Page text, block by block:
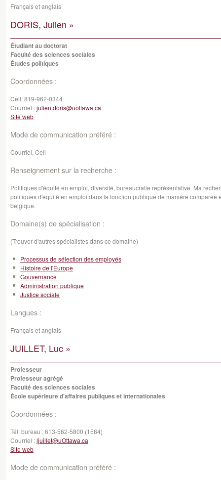
Français et anglais
DORIS, Julien »
Étudiant au doctorat
Faculté des sciences sociales
Études politiques
Coordonnées :
Cell:819-962-0344
Courriel :julien.doris@uottawa.ca
Site web
Mode de communication préféré :
Courriel, Cell
Renseignement sur la recherche :
Politiques d'équité en emploi, diversité, bureaucratie représentative. Ma
politiques d'équité en emploi dans la fonction publique de manière comparée
belgique.
Domaine(s) de spécialisation :
(Trouver d'autres spécialistes dans ce domaine)
Processus de sélection des employés
Histoire de l'Europe
Gouvernance
Administration publique
Justice sociale
Langues :
Français et anglais
JUILLET, Luc »
Professeur
Professeur agrégé
Faculté des sciences sociales
École supérieure d'affaires publiques et internationales
Coordonnées :
Tél. bureau :613-562-5800 (1584)
Courriel :ljuillet@uOttawa.ca
Site web
Mode de communication préféré :